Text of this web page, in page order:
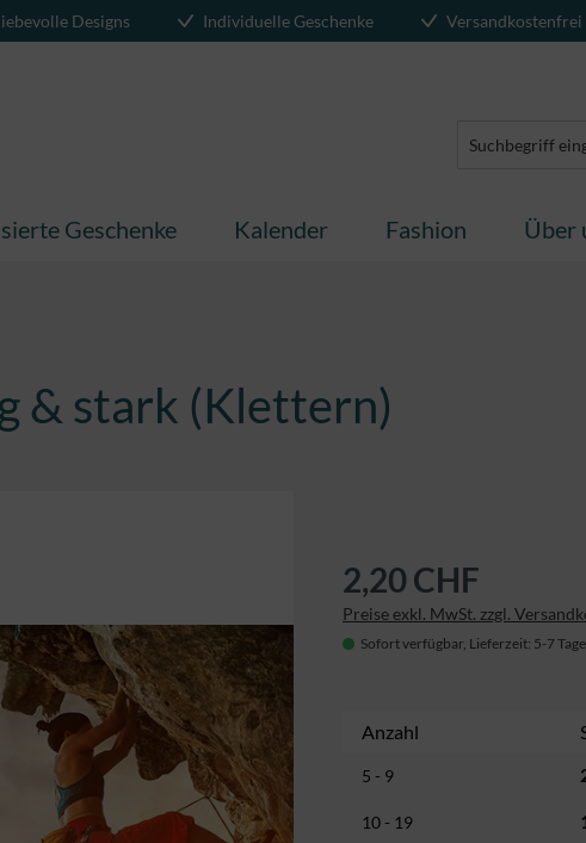
Designs Individuelle Geschenke
Geschenke Kalender Fashion Über
& stark (Klettern)
2,20 CHF
Preise exkl. MwSt. zzgl.
Sofort verfügbar, Lieferzeit: 5-7 Tage
Anzahl
5 - 9
10 - 19